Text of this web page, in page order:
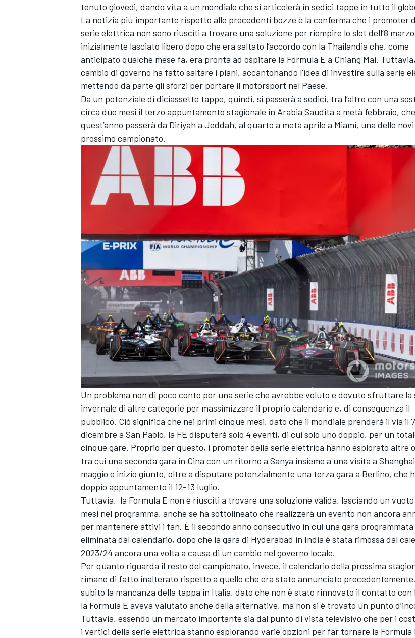
MONOPOSTO
ENDURANCE/GT
tenuto giovedì, dando vita a un mondiale che si articolerà in sedici tappe in tutto il
La notizia più importante rispetto alle precedenti bozze è la conferma che i promoter
serie elettrica non sono riusciti a trovare una soluzione per riempire lo slot dell’8
inizialmente lasciato libero dopo che era saltato l’accordo con la Thailandia che, come
anticipato qualche mese fa, era pronta ad ospitare la Formula E a Chiang Mai.
cambio di governo ha fatto saltare i piani, accantonando l’idea di investire sulla serie
mettendo da parte gli sforzi per portare il motorsport nel Paese.
Da un potenziale di diciassette tappe, quindi, si passerà a sedici, tra l’altro con una
circa due mesi il terzo appuntamento stagionale in Arabia Saudita a metà febbraio,
quest’anno passerà da Diriyah a Jeddah, al quarto a metà aprile a Miami, una delle
prossimo campionato.
Un problema non di poco conto per una serie che avrebbe voluto e dovuto sfruttare la
invernale di altre categorie per massimizzare il proprio calendario e, di conseguenza il
pubblico. Ciò significa che nei primi cinque mesi, dato che il mondiale prenderà il via il 7
dicembre a San Paolo, la FE disputerà solo 4 eventi, di cui solo uno doppio, per un
cinque gare. Proprio per questo, i promoter della serie elettrica hanno esplorato altre
tra cui una seconda gara in Cina con un ritorno a Sanya insieme a una visita a
maggio e inizio giunto, oltre a disputare potenzialmente una terza gara a Berlino, che
doppio appuntamento il 12-13 luglio.
Tuttavia, la Formula E non è riusciti a trovare una soluzione valida, lasciando un
mesi nel programma, anche se ha sottolineato che realizzerà un evento non ancora
per mantenere attivi i fan. È il secondo anno consecutivo in cui una gara
eliminata dal calendario, dopo che la gara di Hyderabad in India è stata rimossa dal
2023/24 ancora una volta a causa di un cambio nel governo locale.
Per quanto riguarda il resto del campionato, invece, il calendario della prossima
rimane di fatto inalterato rispetto a quello che era stato annunciato
subito la mancanza della tappa in Italia, dato che non è stato rinnovato il contatto con
la Formula E aveva valutato anche della alternative, ma non si è trovato un punto
Tuttavia, essendo un mercato importante sia dal punto di vista televisivo che per i
i vertici della serie elettrica stanno esplorando varie opzioni per far tornare la Formula